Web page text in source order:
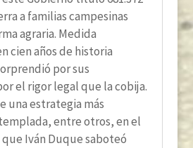
a familias campesinas
agraria. Medida
cien años de historia
por sus
el rigor legal que la cobija.
una estrategia más
entre otros, en el
Iván Duque saboteó